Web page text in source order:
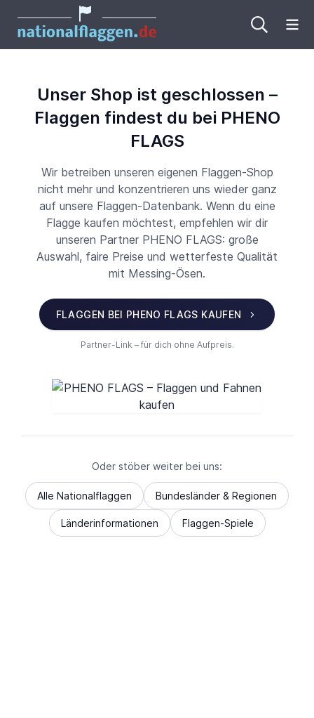
Unser Shop ist geschlossen –
Flaggen findest du bei PHENO
FLAGS
Wir betreiben unseren eigenen Flaggen-Shop
nicht mehr und konzentrieren uns wieder ganz
auf unsere Flaggen-Datenbank. Wenn du eine
Flagge kaufen möchtest, empfehlen wir dir
unseren Partner PHENO FLAGS: große
Auswahl, faire Preise und wetterfeste Qualität
mit Messing-Ösen.
FLAGGEN BEI PHENO FLAGS KAUFEN
Partner-Link – für dich ohne Aufpreis.
Oder stöber weiter bei uns:
Alle Nationalflaggen Bundesländer & Regionen
Länderinformationen Flaggen-Spiele